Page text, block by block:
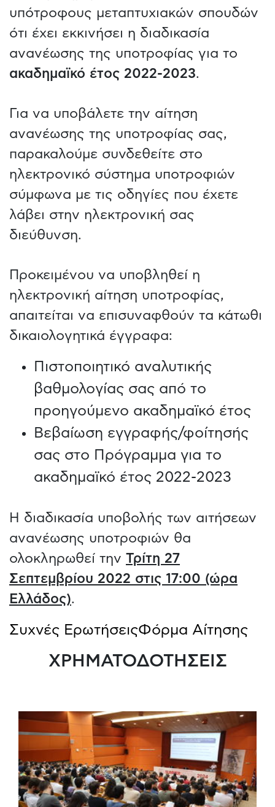
υπότροφους μεταπτυχιακών σπουδών
ότι έχει εκκινήσει η διαδικασία
ανανέωσης της υποτροφίας για το
ακαδημαϊκό έτος 2022-2023.
Για να υποβάλετε την αίτηση
ανανέωσης της υποτροφίας σας,
παρακαλούμε συνδεθείτε στο
ηλεκτρονικό σύστημα υποτροφιών
σύμφωνα με τις οδηγίες που έχετε
λάβει στην ηλεκτρονική σας
διεύθυνση.
Προκειμένου να υποβληθεί η
ηλεκτρονική αίτηση υποτροφίας,
απαιτείται να επισυναφθούν τα κάτωθι
δικαιολογητικά έγγραφα:
Πιστοποιητικό αναλυτικής
βαθμολογίας σας από το
προηγούμενο ακαδημαϊκό έτος
Βεβαίωση εγγραφής/φοίτησής
σας στο Πρόγραμμα για το
ακαδημαϊκό έτος 2022-2023
Η διαδικασία υποβολής των αιτήσεων
ανανέωσης υποτροφιών θα
ολοκληρωθεί την Τρίτη 27
Σεπτεμβρίου 2022 στις 17:00 (ώρα
Ελλάδος).
Συχνές ΕρωτήσειςΦόρμα Αίτησης
ΧΡΗΜΑΤΟΔΟΤΗΣΕΙΣ